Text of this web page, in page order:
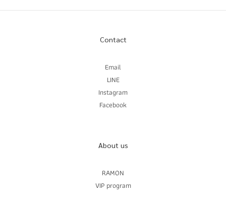
Contact
Email
LINE
Instagram
Facebook
About us
RAMON
VIP program